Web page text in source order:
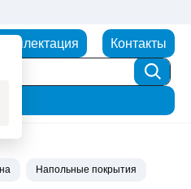
Комплектация Контакты
Напольные покрытия